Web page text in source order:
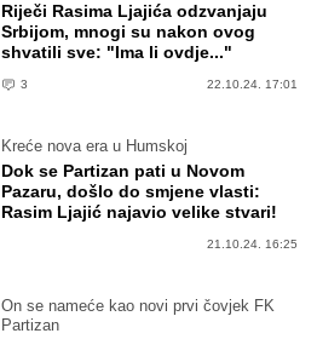
Riječi Rasima Ljajića odzvanjaju
Srbijom, mnogi su nakon ovog
shvatili sve: "Ima li ovdje..."
3 22.10.24. 17:01
Kreće nova era u Humskoj
Dok se Partizan pati u Novom
Pazaru, došlo do smjene vlasti:
Rasim Ljajić najavio velike stvari!
21.10.24. 16:25
On se nameće kao novi prvi čovjek FK
Partizan